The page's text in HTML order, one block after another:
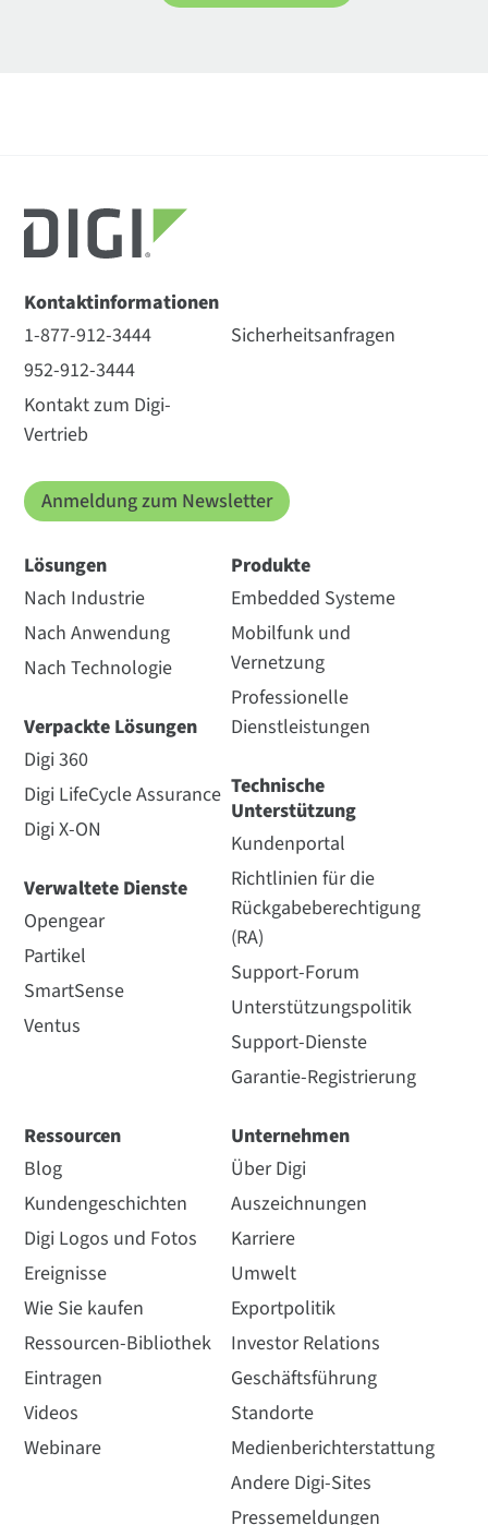
Kontaktinformationen
1-877-912-3444
952-912-3444
Kontakt zum Digi-
Vertrieb
Sicherheitsanfragen
Anmeldung zum Newsletter
Lösungen
Nach Industrie
Nach Anwendung
Nach Technologie
Verpackte Lösungen
Digi 360
Digi LifeCycle Assurance
Digi X-ON
Verwaltete Dienste
Opengear
Partikel
SmartSense
Ventus
Produkte
Embedded Systeme
Mobilfunk und
Vernetzung
Professionelle
Dienstleistungen
Technische
Unterstützung
Kundenportal
Richtlinien für die
Rückgabeberechtigung
(RA)
Support-Forum
Unterstützungspolitik
Support-Dienste
Garantie-Registrierung
Ressourcen
Blog
Kundengeschichten
Digi Logos und Fotos
Ereignisse
Wie Sie kaufen
Ressourcen-Bibliothek
Eintragen
Videos
Webinare
Unternehmen
Über Digi
Auszeichnungen
Karriere
Umwelt
Exportpolitik
Investor Relations
Geschäftsführung
Standorte
Medienberichterstattung
Andere Digi-Sites
Pressemeldungen